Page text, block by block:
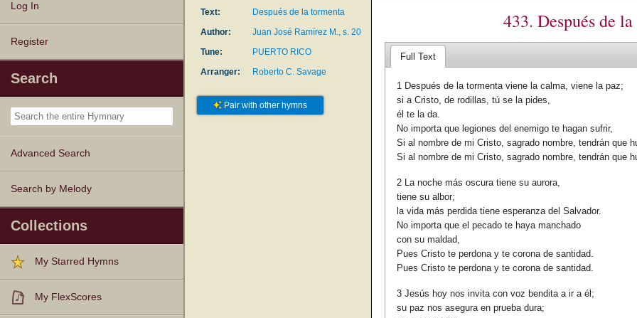
Log In
Register
Search
Advanced Search
Search by Melody
Collections
My Starred Hymns
My FlexScores
Text:
Después de la tormenta
Author:
Juan José Ramírez M., s. 20
Tune:
PUERTO RICO
Arranger:
Roberto C. Savage
Pair with other hymns
433. Después de
Full Text
1 Después de la tormenta viene la calma, viene la paz;
si a Cristo, de rodillas, tú se la pides,
él te la da.
No importa que legiones del enemigo te hagan sufrir,
Si al nombre de mi Cristo, sagrado nombre, tendrán que
Si al nombre de mi Cristo, sagrado nombre, tendrán que
2 La noche más oscura tiene su aurora,
tiene su albor;
la vida más perdida tiene esperanza del Salvador.
No importa que el pecado te haya manchado
con su maldad,
Pues Cristo te perdona y te corona de santidad.
Pues Cristo te perdona y te corona de santidad.
3 Jesús hoy nos invita con voz bendita a ir a él;
su paz nos asegura en prueba dura;